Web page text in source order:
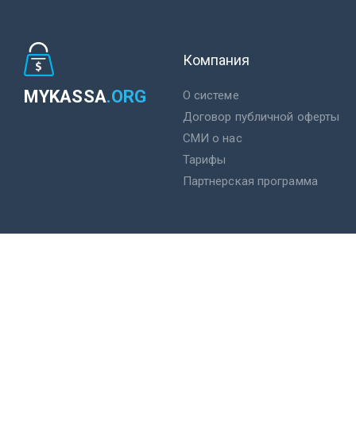
MYKASSA.ORG
Компания
О системе
Договор публичной оферты
СМИ о нас
Тарифы
Партнерская программа